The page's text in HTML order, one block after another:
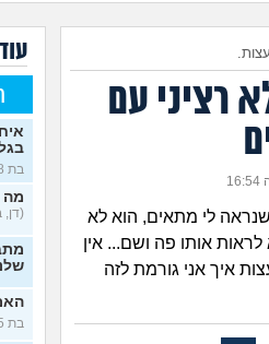
רציני עם
שנראה לי מתאים, הוא לא
לראות אותו פה ושם... אין
איך אני גורמת לזה
בת 18)
מה
(דן, בן
בת 25)